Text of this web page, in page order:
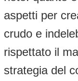
aspetti per
crudo e
rispettato il
strategia del